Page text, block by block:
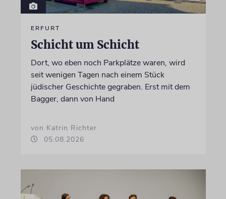
ERFURT
Schicht um Schicht
Dort, wo eben noch Parkplätze waren, wird
seit wenigen Tagen nach einem Stück
jüdischer Geschichte gegraben. Erst mit dem
Bagger, dann von Hand
von Katrin Richter
05.08.2026